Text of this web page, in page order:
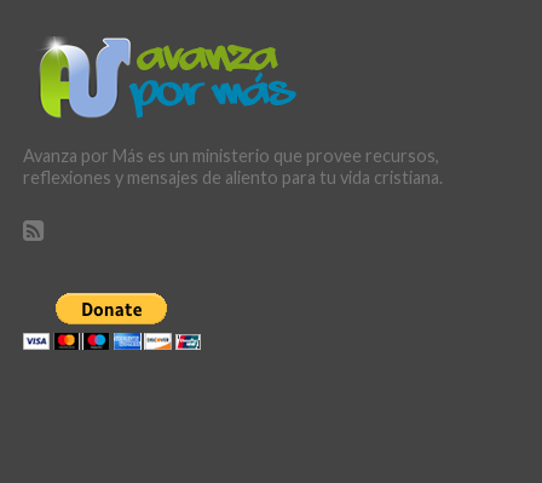
Avanza por Más es un ministerio que provee recursos,
reflexiones y mensajes de aliento para tu vida cristiana.